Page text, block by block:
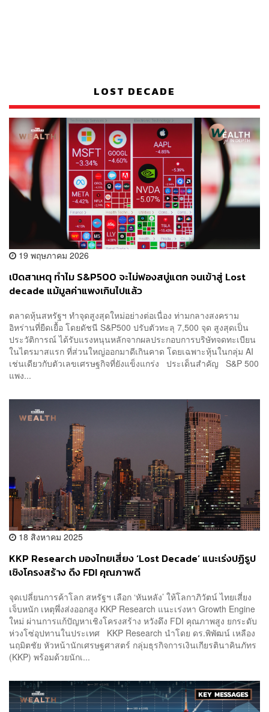
LOST DECADE
19 พฤษภาคม 2026
เปิดสาเหตุ ทำไม S&P500 จะไม่ฟองสบู่แตก จนเข้าสู่ Lost
decade แม้มูลค่าแพงเกินไปแล้ว
ตลาดหุ้นสหรัฐฯ ทำจุดสูงสุดใหม่อย่างต่อเนื่อง ท่ามกลางสงคราม
อิหร่านที่ยืดเยื้อ โดยดัชนี S&P500 ปรับตัวทะลุ 7,500 จุด สูงสุดเป็น
ประวัติการณ์ ได้รับแรงหนุนหลักจากผลประกอบการบริษัทจดทะเบียน
ในไตรมาสแรก ที่ส่วนใหญ่ออกมาดีเกินคาด โดยเฉพาะหุ้นในกลุ่ม AI
เช่นเดียวกับตัวเลขเศรษฐกิจที่ยังแข็งแกร่ง ประเด็นสำคัญ S&P 500
แพง...
18 สิงหาคม 2025
KKP Research มองไทยเสี่ยง ‘Lost Decade’ แนะเร่งปฏิรูป
เชิงโครงสร้าง ดึง FDI คุณภาพดี
จุดเปลี่ยนการค้าโลก สหรัฐฯ เลือก ‘หันหลัง’ ให้โลกาภิวัตน์ ไทยเสี่ยง
เจ็บหนัก เหตุพึ่งส่งออกสูง KKP Research แนะเร่งหา Growth Engine
ใหม่ ผ่านการแก้ปัญหาเชิงโครงสร้าง หวังดึง FDI คุณภาพสูง ยกระดับ
ห่วงโซ่อุปทานในประเทศ KKP Research นำโดย ดร.พิพัฒน์ เหลือง
นฤมิตชัย หัวหน้านักเศรษฐศาสตร์ กลุ่มธุรกิจการเงินเกียรตินาคินภัทร
(KKP) พร้อมด้วยนักเ...